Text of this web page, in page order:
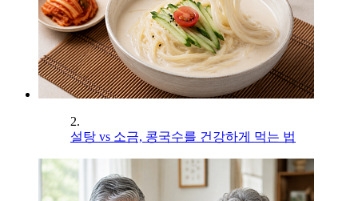
2.
설탕 vs 소금, 콩국수를 건강하게 먹는 법